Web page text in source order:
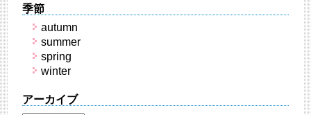
季節
autumn
summer
spring
winter
アーカイブ